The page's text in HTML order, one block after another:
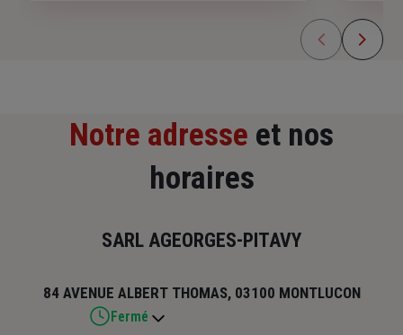
Notre adresse et nos
horaires
SARL AGEORGES-PITAVY
84 AVENUE ALBERT THOMAS, 03100 MONTLUCON
Fermé